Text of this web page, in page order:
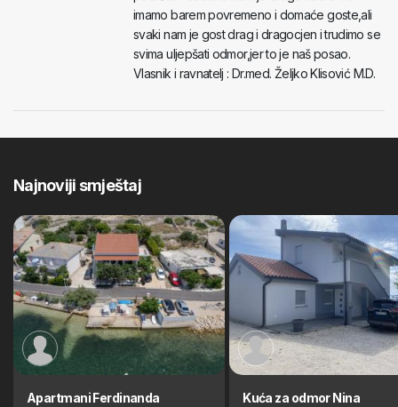
imamo barem povremeno i domaće goste,ali
svaki nam je gost drag i dragocjen i trudimo se
svima uljepšati odmor,jer to je naš posao.
Vlasnik i ravnatelj : Dr.med. Željko Klisović M.D.
Najnoviji smještaj
Apartmani Ferdinanda Kuća za odmor Nina